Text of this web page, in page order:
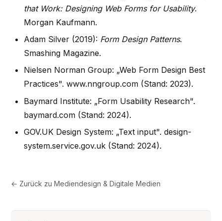
that Work: Designing Web Forms for Usability.
Morgan Kaufmann.
Adam Silver (2019): Form Design Patterns.
Smashing Magazine.
Nielsen Norman Group: „Web Form Design Best
Practices". www.nngroup.com (Stand: 2023).
Baymard Institute: „Form Usability Research".
baymard.com (Stand: 2024).
GOV.UK Design System: „Text input". design-
system.service.gov.uk (Stand: 2024).
← Zurück zuMediendesign & Digitale Medien